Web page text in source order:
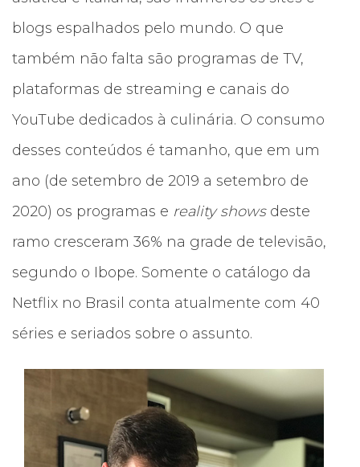
blogs espalhados pelo mundo. O que
também não falta são programas de TV,
plataformas de streaming e canais do
YouTube dedicados à culinária. O consumo
desses conteúdos é tamanho, que em um
ano (de setembro de 2019 a setembro de
2020) os programas e reality showsdeste
ramo cresceram 36% na grade de televisão,
segundo o Ibope. Somente o catálogo da
Netflix no Brasil conta atualmente com 40
séries e seriados sobre o assunto.